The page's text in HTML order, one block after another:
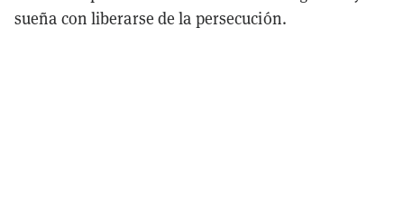
sueña con liberarse de la persecución.